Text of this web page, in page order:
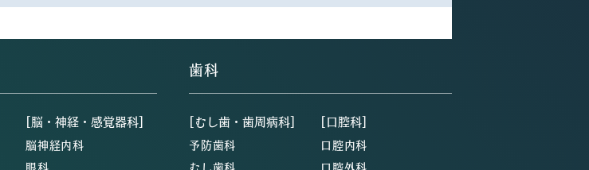
[脳・神経・感覚器科]
脳神経内科
歯科
[むし歯・歯周病科]
予防歯科
[口腔科]
口腔内科